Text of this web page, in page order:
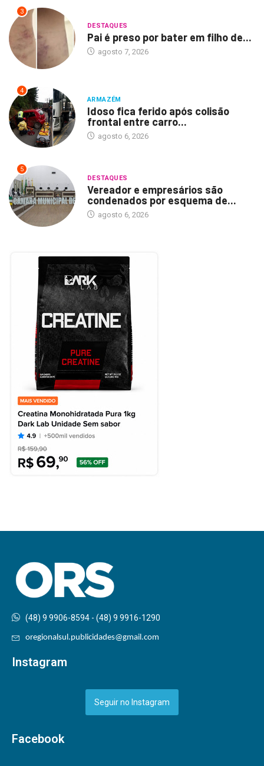
3
DESTAQUES
Pai é preso por bater em filho de...
agosto 7, 2026
4
ARMAZÉM
Idoso fica ferido após colisão
frontal entre carro...
agosto 6, 2026
5
DESTAQUES
Vereador e empresários são
condenados por esquema de...
agosto 6, 2026
(48) 9 9906-8594 - (48) 9 9916-1290
oregionalsul.publicidades@gmail.com
Instagram
Seguir no Instagram
Facebook